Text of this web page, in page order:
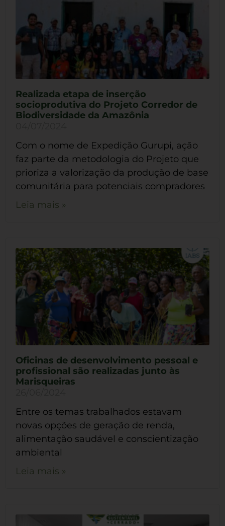
Realizada etapa de inserção
socioprodutiva do Projeto Corredor de
Biodiversidade da Amazônia
Com o nome de Expedição Gurupi, ação
faz parte da metodologia do Projeto que
prioriza a valorização da produção de base
comunitária para potenciais compradores
Leia mais »
Oficinas de desenvolvimento pessoal e
profissional são realizadas junto às
Marisqueiras
Entre os temas trabalhados estavam
novas opções de geração de renda,
alimentação saudável e conscientização
ambiental
Leia mais »